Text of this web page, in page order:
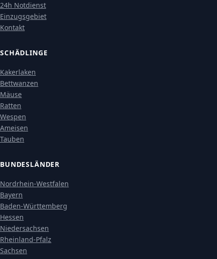
24h Notdienst
Einzugsgebiet
Kontakt
SCHÄDLINGE
Kakerlaken
Bettwanzen
Mäuse
Ratten
Wespen
Ameisen
Tauben
BUNDESLÄNDER
Nordrhein-Westfalen
Bayern
Baden-Württemberg
Hessen
Niedersachsen
Rheinland-Pfalz
Sachsen